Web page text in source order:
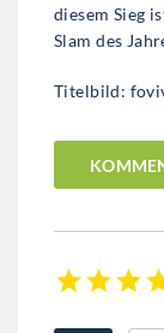
diesem Sieg
Slam des
Titelbild: